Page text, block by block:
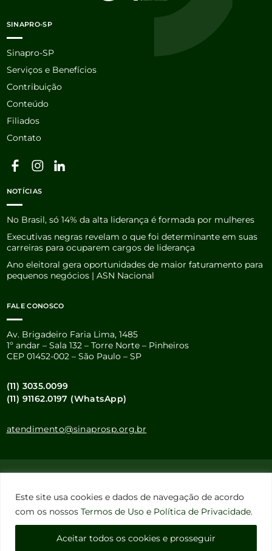
Este site usa cookies e dados de navegação de acordo
com os nossos Termos de Uso e Política de Privacidade.
Aceitar todos os cookies e prosseguir
SINAPRO-SP
Sinapro-SP
Serviços e Benefícios
Contribuição
Conteúdo
Filiados
Contato
NOTÍCIAS
No Brasil, só 14% da alta liderança é formada por mulheres
Executivas negras revelam o que foi determinante em suas
carreiras para ocuparem cargos de liderança
Ano eleitoral gera oportunidades de maior faturamento para
pequenos negócios | ASN Nacional
FALE CONOSCO
Av. Brigadeiro Faria Lima, 1485
1º andar – Sala 132 – Torre Norte – Pinheiros
CEP 01452-002 – São Paulo – SP
(11) 3035.0099
(11) 91162.0197 (WhatsApp)
atendimento@sinaprosp.org.br
Termos de Uso e Política de Privacidade.
Configuração de Cookies